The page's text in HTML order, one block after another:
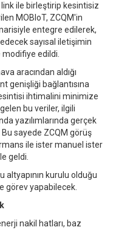
link ile birleştirip kesintisiz
MOBIoT, ZCQM'in
entegre edilerek,
sayısal iletişimin
edildi.
aracından aldığı
genişliği bağlantısına
ihtimalini minimize
bu veriler, ilgili
yazılımlarında gerçek
sayede ZCQM görüş
ile ister manuel ister
geldi.
altyapının kurulu olduğu
görev yapabilecek.
nakil hatları, baz